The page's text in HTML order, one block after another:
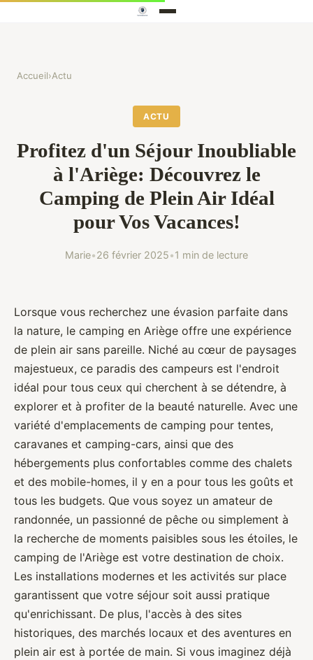
Accueil›Actu
ACTU
Profitez d'un Séjour Inoubliable
à l'Ariège: Découvrez le
Camping de Plein Air Idéal
pour Vos Vacances!
Marie•26 février 2025•1 min de lecture
Lorsque vous recherchez une évasion parfaite dans
la nature, le camping en Ariège offre une expérience
de plein air sans pareille. Niché au cœur de paysages
majestueux, ce paradis des campeurs est l'endroit
idéal pour tous ceux qui cherchent à se détendre, à
explorer et à profiter de la beauté naturelle. Avec une
variété d'emplacements de camping pour tentes,
caravanes et camping-cars, ainsi que des
hébergements plus confortables comme des chalets
et des mobile-homes, il y en a pour tous les goûts et
tous les budgets. Que vous soyez un amateur de
randonnée, un passionné de pêche ou simplement à
la recherche de moments paisibles sous les étoiles, le
camping de l'Ariège est votre destination de choix.
Les installations modernes et les activités sur place
garantissent que votre séjour soit aussi pratique
qu'enrichissant. De plus, l'accès à des sites
historiques, des marchés locaux et des aventures en
plein air est à portée de main. Si vous imaginez déjà